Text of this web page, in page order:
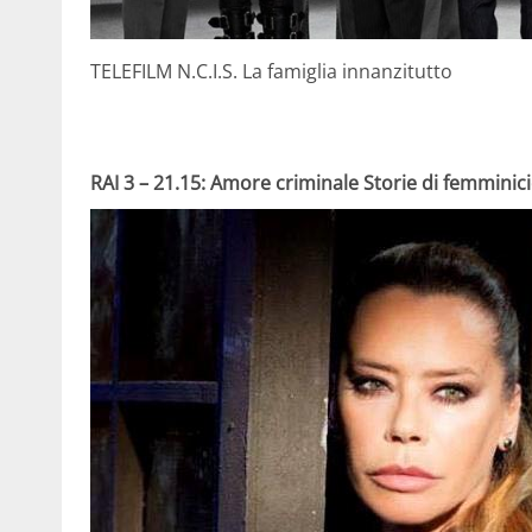
TELEFILM N.C.I.S. La famiglia innanzitutto
RAI 3 – 21.15: Amore criminale Storie di